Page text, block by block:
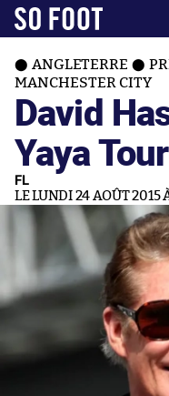
ANGLETERRE
MANCHESTER CITY
David
Yaya
FL
LE LUNDI 24 AOÛT 2015